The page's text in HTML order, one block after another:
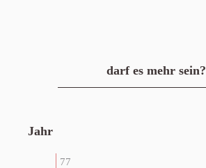
darf es mehr sein?
Jahr
77